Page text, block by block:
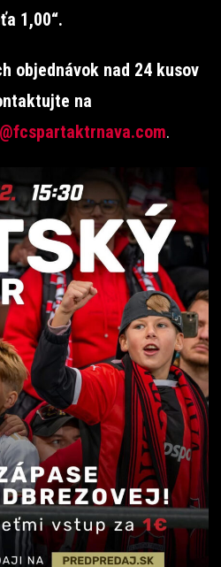
1,00“.
objednávok nad 24 kusov
na
.